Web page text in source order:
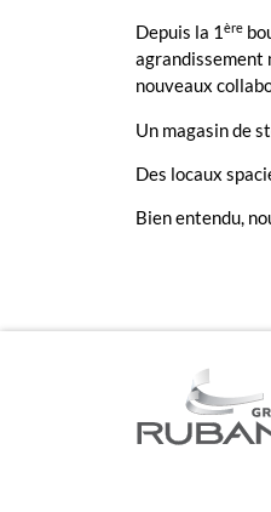
Depuis la 1 ère
agrandissement
nouveaux
Un magasin de
Des locaux
Bien entendu,